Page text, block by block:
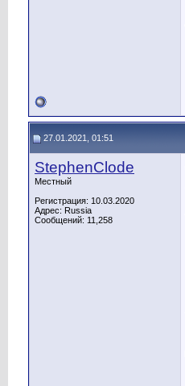
27.01.2021, 01:51
StephenClode
Местный
Регистрация: 10.03.2020
Адрес: Russia
Сообщений: 11,258